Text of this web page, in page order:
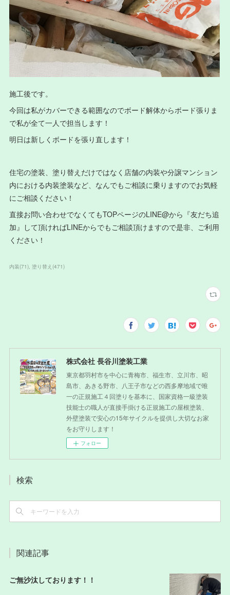
施工後です。
今回は私がカバーできる範囲なのでボード解体からボード張りま
で私が全て一人で担当します！
明日は新しくボードを張り直します！
住宅の塗装、塗り替えだけではなく店舗の内装や分譲マンション
内における内装塗装など、なんでもご相談に乗りますのでお気軽
にご相談ください！
直接お問い合わせでなくてもTOPページのLINE@から『友だち追
加』して頂ければLINEからでもご相談頂けますので是非、ご利用
ください！
内装(71) 塗り替え (471)
株式会社 長谷川塗装工業
東京都羽村市を中心に青梅市、福生市、立川市、昭
島市、あきる野市、八王子市などの西多摩地域で唯
一の正規施工４回塗りを基本に、国家資格一級塗装
技能士の職人が直接手掛ける正規施工の屋根塗装、
外壁塗装で安心の15年サイクルを提供し大切なお家
をお守りします！
フォロー
検索
関連記事
ご無沙汰しております！！